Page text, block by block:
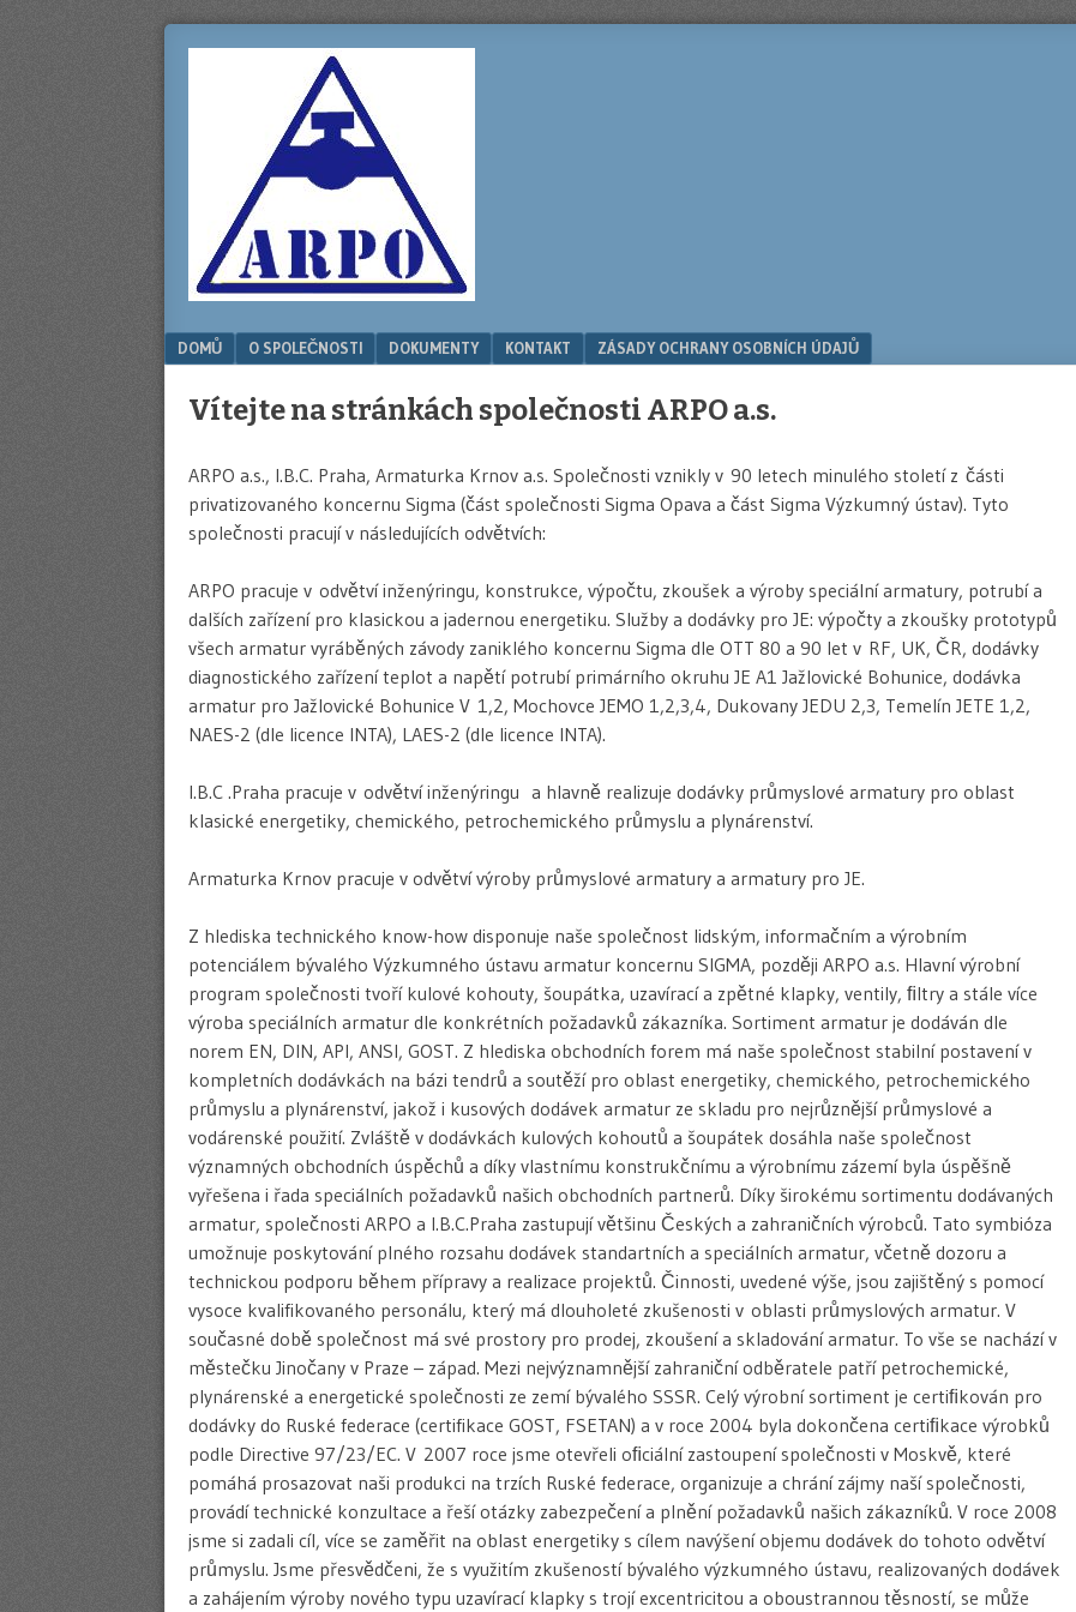
Menu
SKIP TO CONTENT
DOMŮ O SPOLEČNOSTI DOKUMENTY KONTAKT ZÁSADY OCHRANY OSOBNÍCH ÚDAJŮ
Vítejte na stránkách společnosti ARPO a.s.
ARPO a.s., I.B.C. Praha, Armaturka Krnov a.s. Společnosti vznikly v 90 letech minulého století z části
privatizovaného koncernu Sigma (část společnosti Sigma Opava a část Sigma Výzkumný ústav). Tyto
společnosti pracují v následujících odvětvích:
ARPO pracuje v odvětví inženýringu, konstrukce, výpočtu, zkoušek a výroby speciální armatury, potrubí a
dalších zařízení pro klasickou a jadernou energetiku. Služby a dodávky pro JE: výpočty a zkoušky prototypů
všech armatur vyráběných závody zaniklého koncernu Sigma dle OTT 80 a 90 let v RF, UK, ČR, dodávky
diagnostického zařízení teplot a napětí potrubí primárního okruhu JE A1 Jažlovické Bohunice, dodávka
armatur pro Jažlovické Bohunice V 1,2, Mochovce JEMO 1,2,3,4, Dukovany JEDU 2,3, Temelín JETE 1,2,
NAES-2 (dle licence INTA), LAES-2 (dle licence INTA).
I.B.C .Praha pracuje v odvětví inženýringu a hlavně realizuje dodávky průmyslové armatury pro oblast
klasické energetiky, chemického, petrochemického průmyslu a plynárenství.
Armaturka Krnov pracuje v odvětví výroby průmyslové armatury a armatury pro JE.
Z hlediska technického know-how disponuje naše společnost lidským, informačním a výrobním
potenciálem bývalého Výzkumného ústavu armatur koncernu SIGMA, později ARPO a.s. Hlavní výrobní
program společnosti tvoří kulové kohouty, šoupátka, uzavírací a zpětné klapky, ventily, ﬁltry a stále více
výroba speciálních armatur dle konkrétních požadavků zákazníka. Sortiment armatur je dodáván dle
norem EN, DIN, API, ANSI, GOST. Z hlediska obchodních forem má naše společnost stabilní postavení v
kompletních dodávkách na bázi tendrů a soutěží pro oblast energetiky, chemického, petrochemického
průmyslu a plynárenství, jakož i kusových dodávek armatur ze skladu pro nejrůznější průmyslové a
vodárenské použití. Zvláště v dodávkách kulových kohoutů a šoupátek dosáhla naše společnost
významných obchodních úspěchů a díky vlastnímu konstrukčnímu a výrobnímu zázemí byla úspěšně
vyřešena i řada speciálních požadavků našich obchodních partnerů. Díky širokému sortimentu dodávaných
armatur, společnosti ARPO a I.B.C.Praha zastupují většinu Českých a zahraničních výrobců. Tato symbióza
umožnuje poskytování plného rozsahu dodávek standartních a speciálních armatur, včetně dozoru a
technickou podporu během přípravy a realizace projektů. Činnosti, uvedené výše, jsou zajištěný s pomocí
vysoce kvalifikovaného personálu, který má dlouholeté zkušenosti v oblasti průmyslových armatur. V
současné době společnost má své prostory pro prodej, zkoušení a skladování armatur. To vše se nachází v
městečku Jinočany v Praze – západ. Mezi nejvýznamnější zahraniční odběratele patří petrochemické,
plynárenské a energetické společnosti ze zemí bývalého SSSR. Celý výrobní sortiment je certiﬁkován pro
dodávky do Ruské federace (certifikace GOST, FSETAN) a v roce 2004 byla dokončena certiﬁkace výrobků
podle Directive 97/23/EC. V 2007 roce jsme otevřeli oﬁciální zastoupení společnosti v Moskvě, které
pomáhá prosazovat naši produkci na trzích Ruské federace, organizuje a chrání zájmy naší společnosti,
provádí technické konzultace a řeší otázky zabezpečení a plnění požadavků našich zákazníků. V roce 2008
jsme si zadali cíl, více se zaměřit na oblast energetiky s cílem navýšení objemu dodávek do tohoto odvětví
průmyslu. Jsme přesvědčeni, že s využitím zkušeností bývalého výzkumného ústavu, realizovaných dodávek
a zahájením výroby nového typu uzavírací klapky s trojí excentricitou a oboustrannou těsností, se může